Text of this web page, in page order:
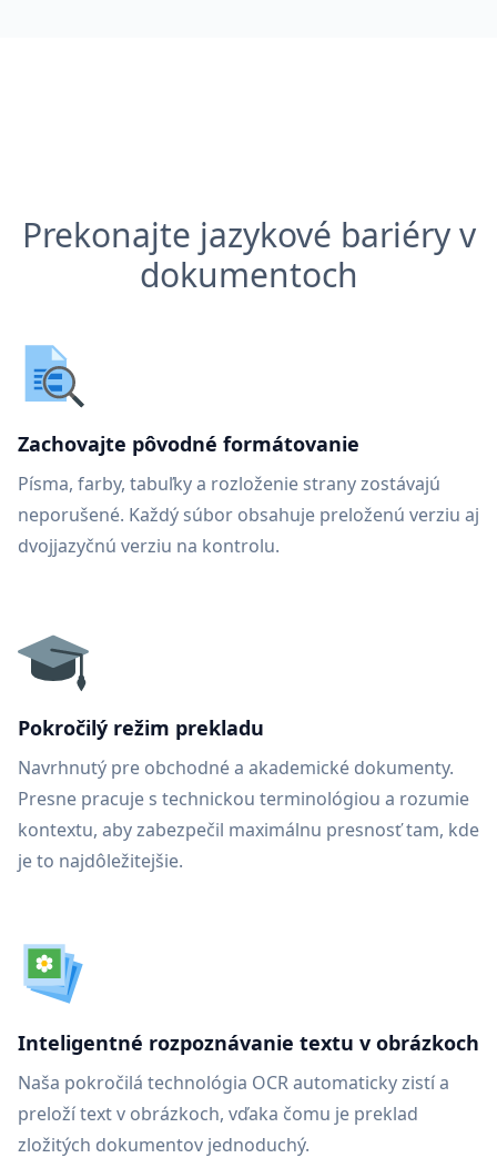
Prekonajte jazykové bariéry v
dokumentoch
Zachovajte pôvodné formátovanie
Písma, farby, tabuľky a rozloženie strany zostávajú
neporušené. Každý súbor obsahuje preloženú verziu aj
dvojjazyčnú verziu na kontrolu.
Pokročilý režim prekladu
Navrhnutý pre obchodné a akademické dokumenty.
Presne pracuje s technickou terminológiou a rozumie
kontextu, aby zabezpečil maximálnu presnosť tam, kde
je to najdôležitejšie.
Inteligentné rozpoznávanie textu v obrázkoch
Naša pokročilá technológia OCR automaticky zistí a
preloží text v obrázkoch, vďaka čomu je preklad
zložitých dokumentov jednoduchý.